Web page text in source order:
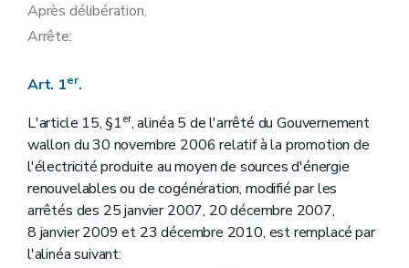
Après délibération,
Arrête:
Art. 1er.
L'article 15, §1er, alinéa 5 de l'arrêté du Gouvernement
wallon du 30 novembre 2006 relatif à la promotion de
l'électricité produite au moyen de sources d'énergie
renouvelables ou de cogénération, modifié par les
arrêtés des 25 janvier 2007, 20 décembre 2007,
8 janvier 2009 et 23 décembre 2010, est remplacé par
l'alinéa suivant: